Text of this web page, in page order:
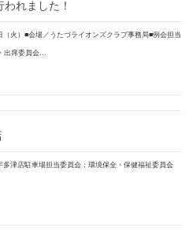
れました！
（火）■会場／うたづライオンズクラブ事務局■例会担当
出席委員会…
多津店駐車場担当委員会：環境保全・保健福祉委員会